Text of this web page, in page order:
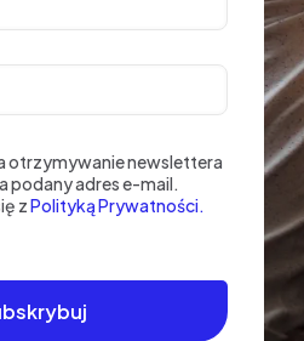
otrzymywanie newslettera
podany adres e-mail.
zPolityką Prywatności.